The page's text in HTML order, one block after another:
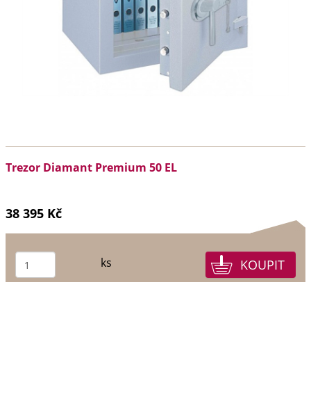
Trezor Diamant Premium 50 EL
38 395 Kč
ks